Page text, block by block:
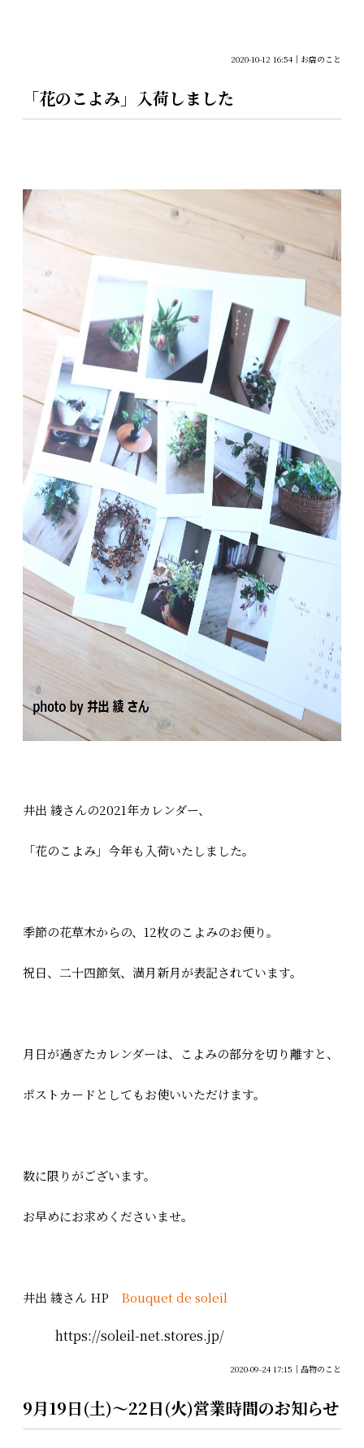
2020-10-12 16:54 お店のこと
「花のこよみ」入荷しました
井出 綾さんの2021年カレンダー、
「花のこよみ」今年も入荷いたしました。
季節の花草木からの、12枚のこよみのお便り。
祝日、二十四節気、満月新月が表記されています。
月日が過ぎたカレンダーは、こよみの部分を切り離すと、
ポストカードとしてもお使いいただけます。
数に限りがございます。
お早めにお求めくださいませ。
井出 綾さん HP Bouquet de soleil
https://soleil-net.stores.jp/
2020-09-24 17:15 品物のこと
9月19日(土)～22日(火)営業時間のお知らせ